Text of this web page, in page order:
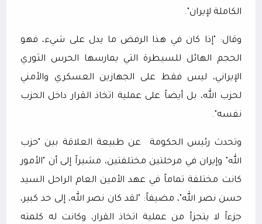
الكاملة لإيران".
وقال: "إذا كان في هذا الرفض ما يدل على شيء، فهو
الحجم الهائل للسيطرة التي يمارسها الحرس الثوري
الإيراني، ليس فقط على الجهازين العسكري والأمني
لحزب الله، بل أيضاً على عملية اتخاذ القرار داخل الحزب
نفسه".
وتحدث رئيس الحكومة
عن طبيعة العلاقة بين "حزب
الله" وإيران في مرحلتين مختلفتين، مشيراً إلى أن "الأمور
كانت مختلفة تماماً في عهد الأمين العام الراحل السيد
حسن نصر الله"، مضيفاً: "لقد كان نصر الله، إلى حد كبير،
جزءاً لا يتجزأ من عملية اتخاذ القرار، وكانت له كلمته